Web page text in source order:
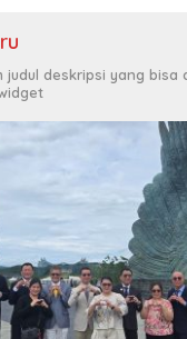
judul deskripsi yang bisa